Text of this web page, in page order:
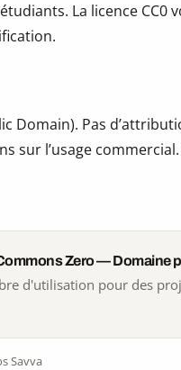
La licence CC0
Domain). Pas
sur l’usage
Zero — Domaine
d'utilisation pour des
Savva